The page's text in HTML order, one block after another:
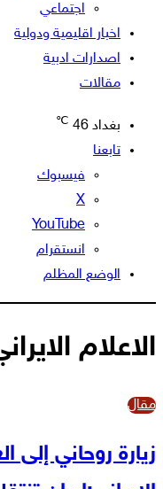
اجتماعي
اخبار اقليمية ودولية
اصدارات ادبية
مقالات
بغداد 46
℃
تابعنا
فيسبوك
‫X
‫YouTube
انستقرام
الوضع المظلم
الاعلام
مقال
زيارة روحاني إلى